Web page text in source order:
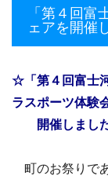
「第４回富
ェアを開催
☆「第４回富士
ラスポーツ体験
開催しました
町のお祭りで